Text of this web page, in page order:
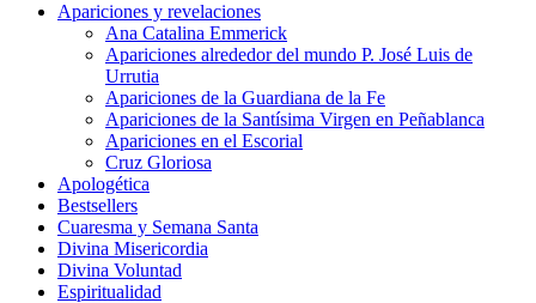
Apariciones y revelaciones
Ana Catalina Emmerick
Apariciones alrededor del mundo P. José Luis de
Urrutia
Apariciones de la Guardiana de la Fe
Apariciones de la Santísima Virgen en Peñablanca
Apariciones en el Escorial
Cruz Gloriosa
Apologética
Bestsellers
Cuaresma y Semana Santa
Divina Misericordia
Divina Voluntad
Espiritualidad